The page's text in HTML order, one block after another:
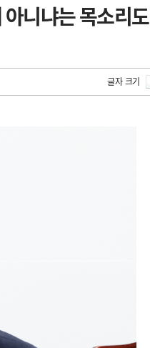
니냐는 목소리도
글자 크기